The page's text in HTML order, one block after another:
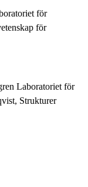
för
för
Laboratoriet för
Strukturer